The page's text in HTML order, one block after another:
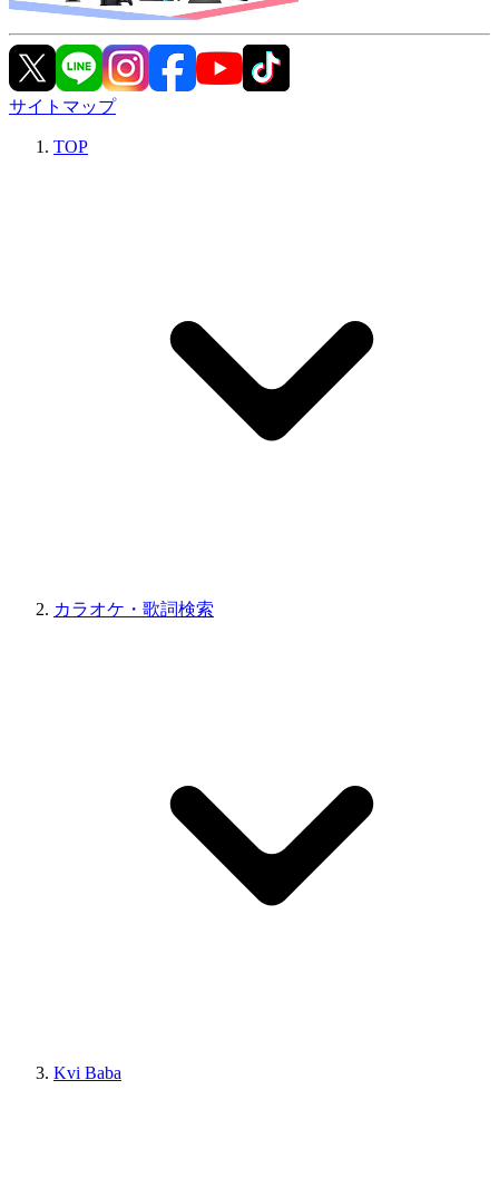
サイトマップ
TOP
カラオケ・歌詞検索
Kvi Baba